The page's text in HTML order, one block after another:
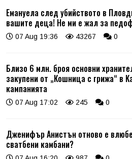
Емануела след убийството в
вашите деца! Не ми е жал за
07 Aug 19:36 43267 0
Близо 6 млн. броя основни
закупени от „Кошница с грижа“ в
кампанията
07 Aug 17:02 245 0
Дженифър Анистън отново е
сватбени камбани?